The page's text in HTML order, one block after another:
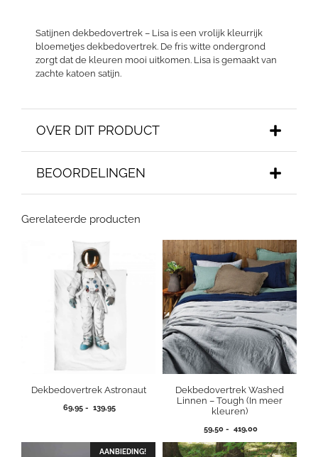
Satijnen dekbedovertrek – Lisa is een vrolijk kleurrijk
bloemetjes dekbedovertrek. De fris witte ondergrond
zorgt dat de kleuren mooi uitkomen. Lisa is gemaakt van
zachte katoen satijn.
OVER DIT PRODUCT
BEOORDELINGEN
Gerelateerde producten
Dekbedovertrek Astronaut
69,95 - 139,95Prijsklasse:
139,95
Dekbedovertrek Washed
Linnen – Tough (In meer
kleuren)
59,50 - 419,00Prijsklasse:
tot
AANBIEDING!